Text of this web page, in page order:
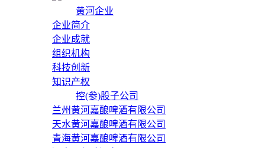
黄河企业
企业简介
企业成就
组织机构
科技创新
知识产权
控(参)股子公司
兰州黄河嘉酿啤酒有限公司
天水黄河嘉酿啤酒有限公司
青海黄河嘉酿啤酒有限公司